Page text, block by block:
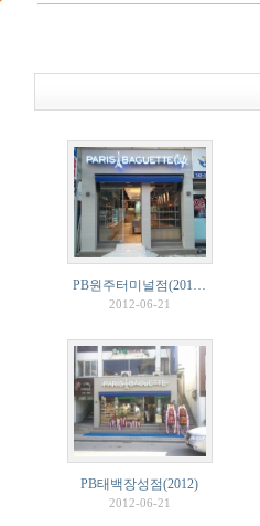
PB원주터미널점(201…
2012-06-21
PB태백장성점(2012)
2012-06-21